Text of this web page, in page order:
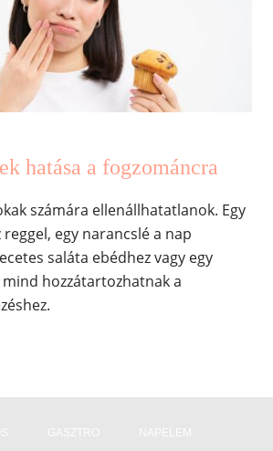
hatása a fogzománcra
számára ellenállhatatlanok. Egy
egy narancslé a nap
saláta ebédhez vagy egy
hozzátartozhatnak a